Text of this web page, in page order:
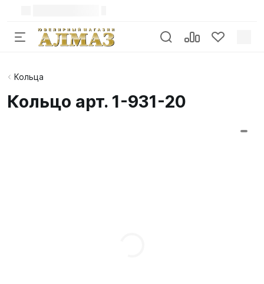
Кольца
Кольцо арт. 1-931-20